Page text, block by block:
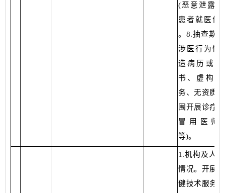
(恶意泄露
患者就医信
。8.抽查欺
涉医行为情
造病历或医
书、虚构诊
务、无资质
围开展诊疗
冒用医师
等)。
1.机构及人
情况。开展
健技术服务